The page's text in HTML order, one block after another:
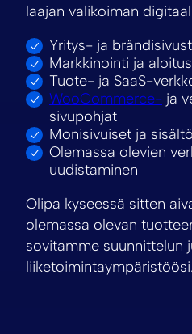
laajan valikoiman
Yritys- ja
Markkinointi ja
Tuote- ja SaaS-
WooCommerce- ja
sivupohjat
Monisivuiset ja
Olemassa olevien
uudistaminen
Olipa kyseessä sitten
olemassa olevan
sovitamme suunnittelun
liiketoimintaympäristöösi.